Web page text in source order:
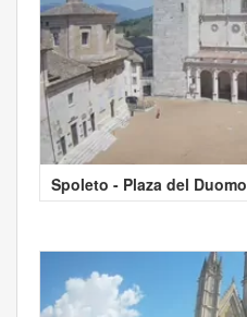
Spoleto - Plaza del Duomo